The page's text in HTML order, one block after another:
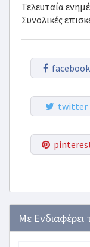
Τελευταία
Συνολικές
facebook
twitter
Με Ενδιαφέρει